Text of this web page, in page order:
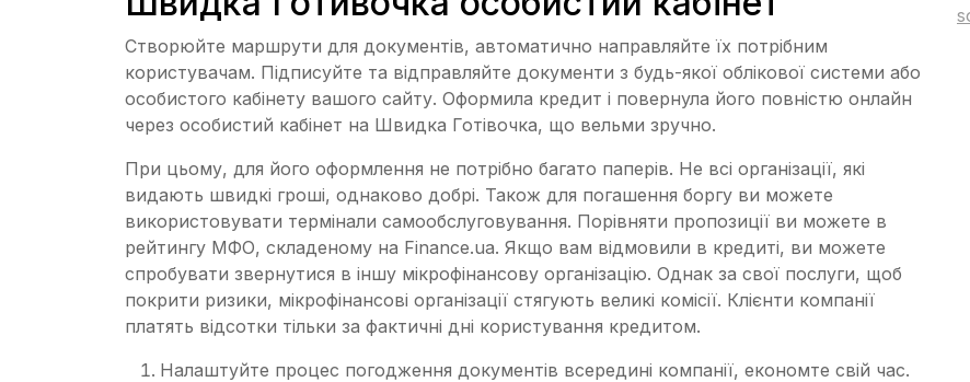
Створюйте маршрути для документів, автоматично направляйте їх потрібним
користувачам. Підписуйте та відправляйте документи з будь-якої облікової системи або
особистого кабінету вашого сайту. Оформила кредит і повернула його повністю онлайн
через особистий кабінет на Швидка Готівочка, що вельми зручно.
При цьому, для його оформлення не потрібно багато паперів. Не всі організації, які
видають швидкі гроші, однаково добрі. Також для погашення боргу ви можете
використовувати термінали самообслуговування. Порівняти пропозиції ви можете в
рейтингу МФО, складеному на Finance.ua. Якщо вам відмовили в кредиті, ви можете
спробувати звернутися в іншу мікрофінансову організацію. Однак за свої послуги, щоб
покрити ризики, мікрофінансові організації стягують великі комісії. Клієнти компанії
платять відсотки тільки за фактичні дні користування кредитом.
Налаштуйте процес погодження документів всередині компанії, економте свій час.